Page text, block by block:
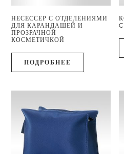
НЕСЕССЕР С ОТДЕЛЕНИЯМИ
ДЛЯ КАРАНДАШЕЙ И
ПРОЗРАЧНОЙ
КОСМЕТИЧКОЙ
ПОДРОБНЕЕ